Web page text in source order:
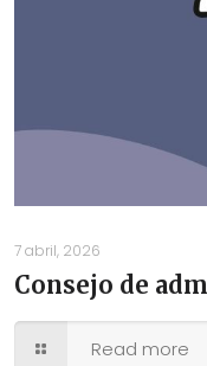
7 abril, 2026
Consejo de
Read more